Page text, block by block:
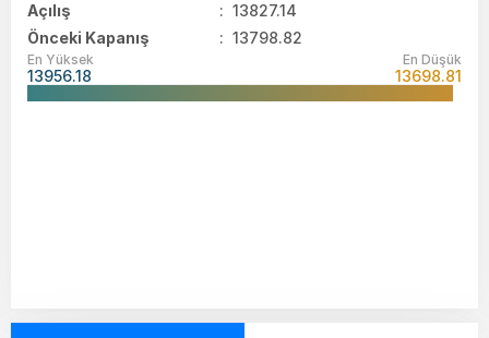
Açılış
: 13827.14
Önceki Kapanış
: 13798.82
En Yüksek
13956.18
En Düşük
13698.81